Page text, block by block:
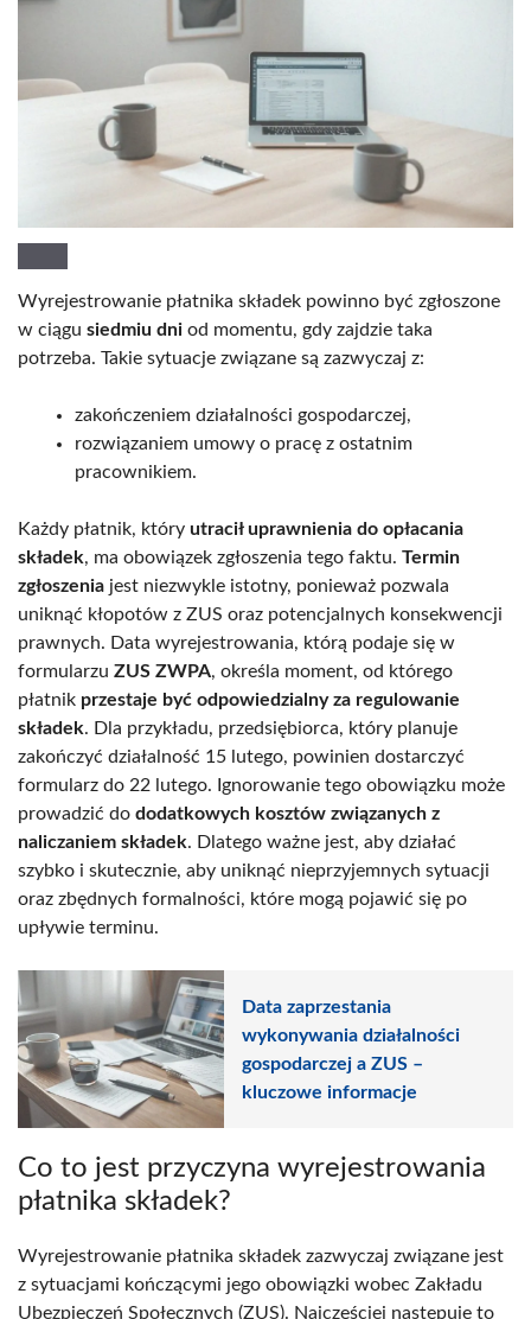
Wyrejestrowanie płatnika składek powinno być zgłoszone
w ciągu siedmiu dni od momentu, gdy zajdzie taka
potrzeba. Takie sytuacje związane są zazwyczaj z:
zakończeniem działalności gospodarczej,
rozwiązaniem umowy o pracę z ostatnim
pracownikiem.
Każdy płatnik, który utracił uprawnienia do opłacania
składek, ma obowiązek zgłoszenia tego faktu. Termin
zgłoszenia jest niezwykle istotny, ponieważ pozwala
uniknąć kłopotów z ZUS oraz potencjalnych konsekwencji
prawnych. Data wyrejestrowania, którą podaje się w
formularzu ZUS ZWPA, określa moment, od którego
płatnik przestaje być odpowiedzialny za regulowanie
składek. Dla przykładu, przedsiębiorca, który planuje
zakończyć działalność 15 lutego, powinien dostarczyć
formularz do 22 lutego. Ignorowanie tego obowiązku może
prowadzić do dodatkowych kosztów związanych z
naliczaniem składek. Dlatego ważne jest, aby działać
szybko i skutecznie, aby uniknąć nieprzyjemnych sytuacji
oraz zbędnych formalności, które mogą pojawić się po
upływie terminu.
Data zaprzestania
wykonywania działalności
gospodarczej a ZUS –
kluczowe informacje
Co to jest przyczyna wyrejestrowania
płatnika składek?
Wyrejestrowanie płatnika składek zazwyczaj związane jest
z sytuacjami kończącymi jego obowiązki wobec Zakładu
Ubezpieczeń Społecznych (ZUS). Najczęściej następuje to